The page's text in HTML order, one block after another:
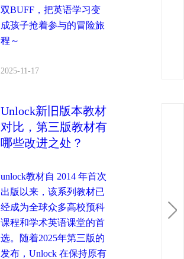
双BUFF，把英语学习变
成孩子抢着参与的冒险旅
程～
2025-11-17
Unlock新旧版本教材
对比，第三版教材有
哪些改进之处？
unlock教材自 2014 年首次
出版以来，该系列教材已
经成为全球众多高校预科
课程和学术英语课堂的首
选。随着2025年第三版的
发布，Unlock 在保持原有